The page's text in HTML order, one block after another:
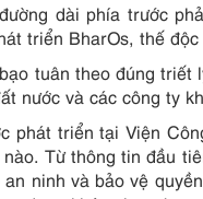
dài phía trước
triển BharOs, thế độc
tuân theo đúng
nước và các công ty
phát triển tại Viện
Từ thông tin đầu
ninh và bảo vệ